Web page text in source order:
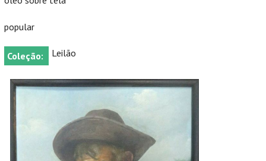
popular
Coleção: Leilão